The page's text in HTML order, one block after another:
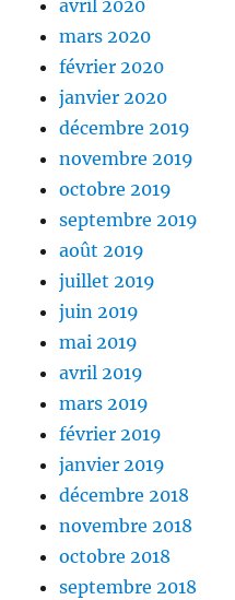
avril 2020
mars 2020
février 2020
janvier 2020
décembre 2019
novembre 2019
octobre 2019
septembre 2019
août 2019
juillet 2019
juin 2019
mai 2019
avril 2019
mars 2019
février 2019
janvier 2019
décembre 2018
novembre 2018
octobre 2018
septembre 2018